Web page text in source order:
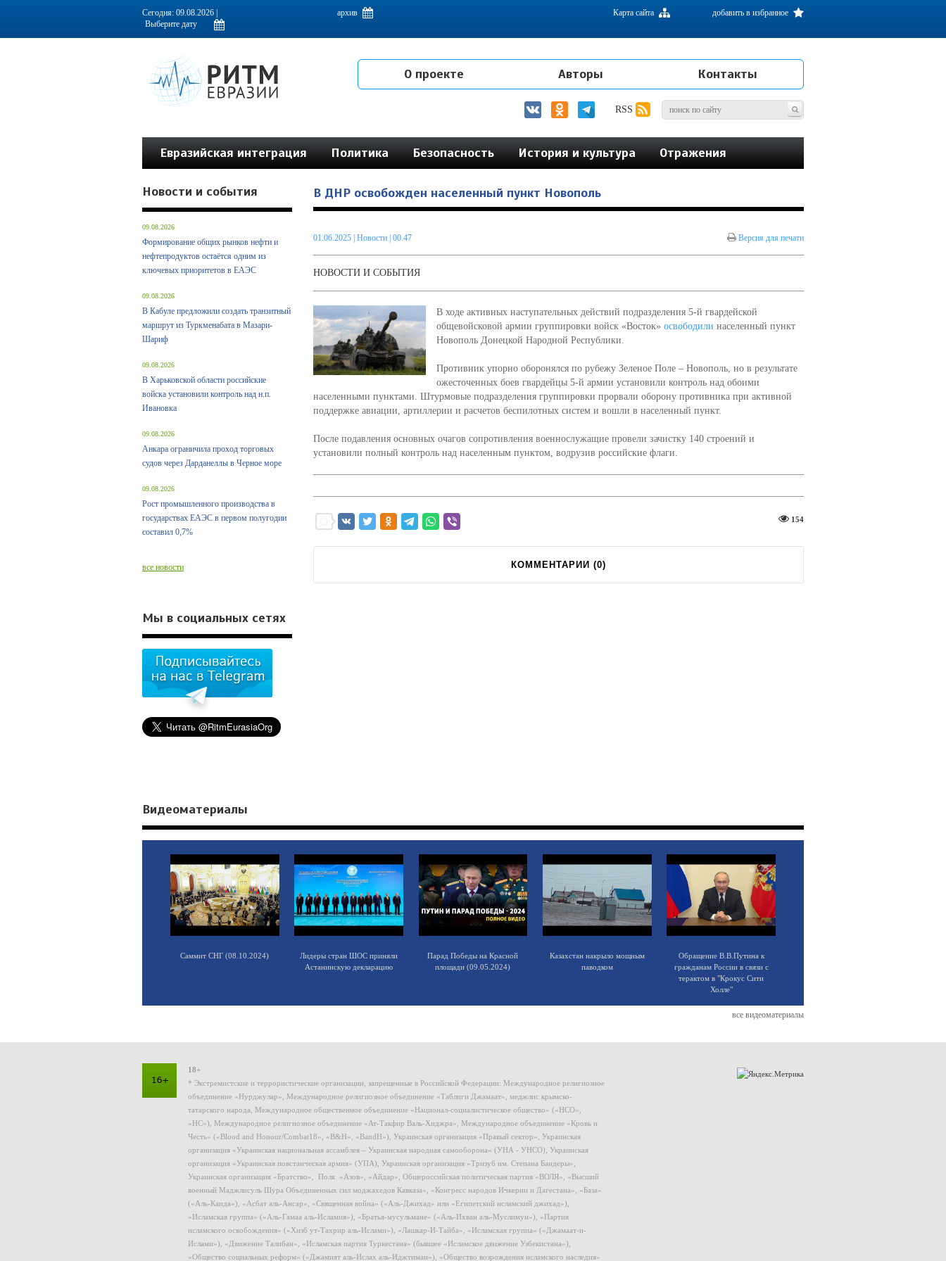
Информационно-аналитическое издание, посвященное актуальным проблемам интеграции на постсоветском пространстве
Сегодня: 09.08.2026 | архив добавить в избранное
Карта сайта
О проекте Авторы Контакты
RSS
Евразийская интеграция Политика Безопасность История и культура Отражения
В ДНР освобожден населенный пункт Новополь
01.06.2025| Новости | 00.47 Версия для печати
НОВОСТИ И СОБЫТИЯ
В ходе активных наступательных действий подразделения 5-й гвардейской
общевойсковой армии группировки войск «Восток» освободили населенный пункт
Новополь Донецкой Народной Республики.
Противник упорно оборонялся по рубежу Зеленое Поле – Новополь, но в результате
ожесточенных боев гвардейцы 5-й армии установили контроль над обоими
населенными пунктами. Штурмовые подразделения группировки прорвали оборону противника при активной
поддержке авиации, артиллерии и расчетов беспилотных систем и вошли в населенный пункт.
После подавления основных очагов сопротивления военнослужащие провели зачистку 140 строений и
установили полный контроль над населенным пунктом, водрузив российские флаги.
154
КОММЕНТАРИИ (0)
Новости и события
09.08.2026
Формирование общих рынков нефти и
нефтепродуктов остаётся одним из
ключевых приоритетов в ЕАЭС
09.08.2026
В Кабуле предложили создать транзитный
маршрут из Туркменабата в Мазари-
Шариф
09.08.2026
В Харьковской области российские
войска установили контроль над н.п.
Ивановка
09.08.2026
Анкара ограничила проход торговых
судов через Дарданеллы в Черное море
09.08.2026
Рост промышленного производства в
государствах ЕАЭС в первом полугодии
составил 0,7%
все новости
Мы в социальных сетях
Видеоматериалы
Саммит СНГ (08.10.2024)
Лидеры стран ШОС приняли
Астанинскую декларацию
Парад Победы на Красной
площади (09.05.2024)
Казахстан накрыло мощным
паводком
Обращение В.В.Путина к
гражданам России в связи с
терактом в "Крокус Сити
Холле"
все видеоматериалы
18+
* Экстремистские и террористические организации, запрещенные в Российской Федерации: Международное религиозное
объединение «Нурджулар», Международное религиозное объединение «Таблиги Джамаат», меджлис крымско-
татарского народа, Международное общественное объединение «Национал-социалистическое общество» («НСО»,
«НС»), Международное религиозное объединение «Ат-Такфир Валь-Хиджра», Международное объединение «Кровь и
Честь» («Blood and Honour/Combat18», «B&H», «BandH»), Украинская организация «Правый сектор», Украинская
организация «Украинская национальная ассамблея – Украинская народная самооборона» (УНА - УНСО), Украинская
организация «Украинская повстанческая армия» (УПА), Украинская организация «Тризуб им. Степана Бандеры»,
Украинская организация «Братство», Полк «Азов», «Айдар», Общероссийская политическая партия «ВОЛЯ», «Высший
военный Маджлисуль Шура Объединенных сил моджахедов Кавказа», «Конгресс народов Ичкерии и Дагестана», «База»
(«Аль-Каида»), «Асбат аль-Ансар», «Священная война» («Аль-Джихад» или «Египетский исламский джихад»),
«Исламская группа» («Аль-Гамаа аль-Исламия»), «Братья-мусульмане» («Аль-Ихван аль-Муслимун»), «Партия
исламского освобождения» («Хизб ут-Тахрир аль-Ислами»), «Лашкар-И-Тайба», «Исламская группа» («Джамаат-и-
Ислами»), «Движение Талибан», «Исламская партия Туркестана» (бывшее «Исламское движение Узбекистана»),
«Общество социальных реформ» («Джамият аль-Ислах аль-Иджтимаи»), «Общество возрождения исламского наследия»